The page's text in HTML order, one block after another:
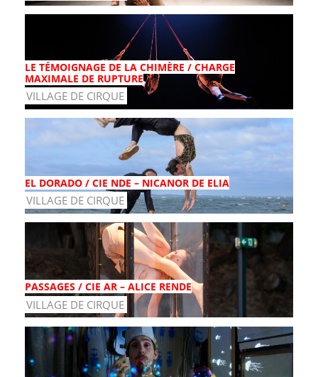
LE TÉMOIGNAGE DE LA CHIMÈRE / CHARGE
MAXIMALE DE RUPTURE
VILLAGE DE CIRQUE
EL DORADO / CIE NDE – NICANOR DE ELIA
VILLAGE DE CIRQUE
PASSAGES / CIE AR – ALICE RENDE
VILLAGE DE CIRQUE